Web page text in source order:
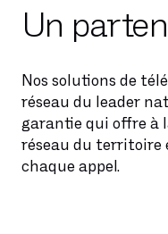
Un
Nos solutions de
réseau du leader
garantie qui offre à
réseau du territoire
chaque appel.